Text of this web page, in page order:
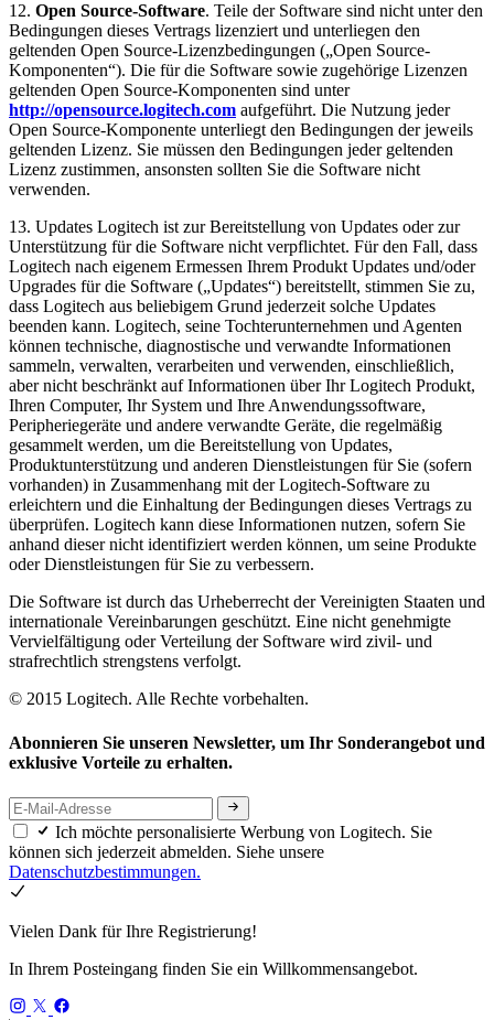
12. Open Source-Software. Teile der Software sind nicht unter den
Bedingungen dieses Vertrags lizenziert und unterliegen den
geltenden Open Source-Lizenzbedingungen („Open Source-
Komponenten“). Die für die Software sowie zugehörige Lizenzen
geltenden Open Source-Komponenten sind unter
http://opensource.logitech.com aufgeführt. Die Nutzung jeder
Open Source-Komponente unterliegt den Bedingungen der jeweils
geltenden Lizenz. Sie müssen den Bedingungen jeder geltenden
Lizenz zustimmen, ansonsten sollten Sie die Software nicht
verwenden.
13. Updates Logitech ist zur Bereitstellung von Updates oder zur
Unterstützung für die Software nicht verpflichtet. Für den Fall, dass
Logitech nach eigenem Ermessen Ihrem Produkt Updates und/oder
Upgrades für die Software („Updates“) bereitstellt, stimmen Sie zu,
dass Logitech aus beliebigem Grund jederzeit solche Updates
beenden kann. Logitech, seine Tochterunternehmen und Agenten
können technische, diagnostische und verwandte Informationen
sammeln, verwalten, verarbeiten und verwenden, einschließlich,
aber nicht beschränkt auf Informationen über Ihr Logitech Produkt,
Ihren Computer, Ihr System und Ihre Anwendungssoftware,
Peripheriegeräte und andere verwandte Geräte, die regelmäßig
gesammelt werden, um die Bereitstellung von Updates,
Produktunterstützung und anderen Dienstleistungen für Sie (sofern
vorhanden) in Zusammenhang mit der Logitech-Software zu
erleichtern und die Einhaltung der Bedingungen dieses Vertrags zu
überprüfen. Logitech kann diese Informationen nutzen, sofern Sie
anhand dieser nicht identifiziert werden können, um seine Produkte
oder Dienstleistungen für Sie zu verbessern.
Die Software ist durch das Urheberrecht der Vereinigten Staaten und
internationale Vereinbarungen geschützt. Eine nicht genehmigte
Vervielfältigung oder Verteilung der Software wird zivil- und
strafrechtlich strengstens verfolgt.
© 2015 Logitech. Alle Rechte vorbehalten.
Abonnieren Sie unseren Newsletter, um Ihr Sonderangebot und
exklusive Vorteile zu erhalten.
Ich möchte personalisierte Werbung von Logitech. Sie
können sich jederzeit abmelden. Siehe unsere
Datenschutzbestimmungen.
Vielen Dank für Ihre Registrierung!
In Ihrem Posteingang finden Sie ein Willkommensangebot.